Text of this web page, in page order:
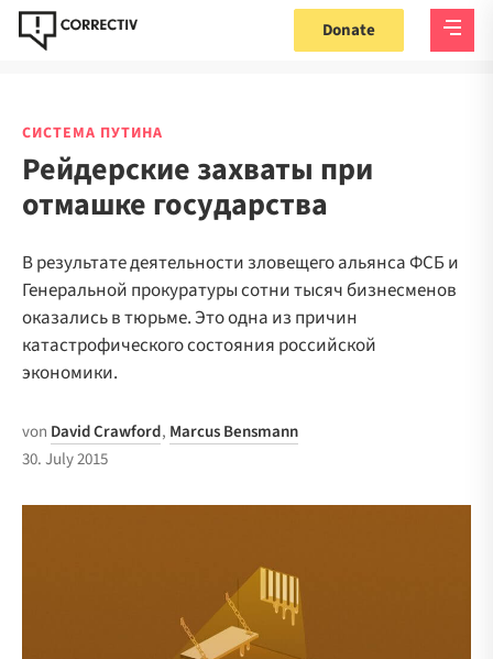
Donate
СИСТЕМА ПУТИНА
Рейдерские захваты при
отмашке государства
В результате деятельности зловещего альянса ФСБ и
Генеральной прокуратуры сотни тысяч бизнесменов
оказались в тюрьме. Это одна из причин
катастрофического состояния российской
экономики.
von David Crawford, Marcus Bensmann
30. July 2015